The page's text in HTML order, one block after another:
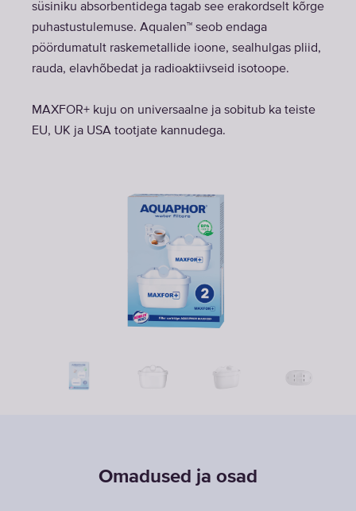
süsiniku absorbentidega tagab see erakordselt kõrge
puhastustulemuse. Aqualen™ seob endaga
pöördumatult raskemetallide ioone, sealhulgas pliid,
rauda, elavhõbedat ja radioaktiivseid isotoope.
MAXFOR+ kuju on universaalne ja sobitub ka teiste
EU, UK ja USA tootjate kannudega.
Omadused ja osad